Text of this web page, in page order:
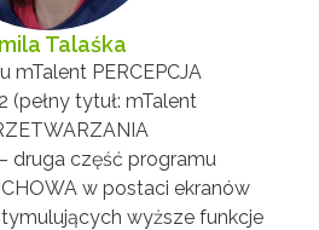
Talaśka
mTalent PERCEPCJA
(pełny tytuł: mTalent
druga część programu
w postaci ekranów
wyższe funkcje